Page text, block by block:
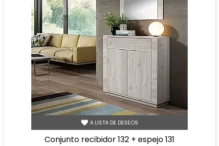
A LISTA DE DESEOS
conjunto recibidor 132 + espejo 131